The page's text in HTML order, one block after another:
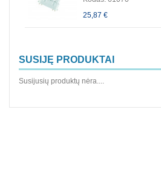
25,87 €
SUSIJĘ PRODUKTAI
Susijusių produktų nėra....